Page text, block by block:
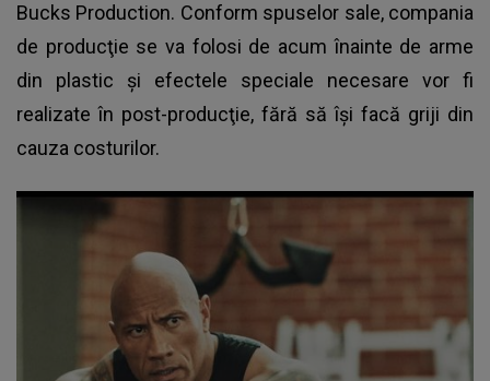
Bucks Production. Conform spuselor sale, compania
de producţie se va folosi de acum înainte de arme
din plastic şi efectele speciale necesare vor fi
realizate în post-producţie, fără să îşi facă griji din
cauza costurilor.